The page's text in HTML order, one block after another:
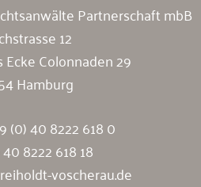
Partnerschaft mbB
12
Colonnaden 29
Hamburg
(0) 40 8222 618 0
8222 618 18
voscherau.de